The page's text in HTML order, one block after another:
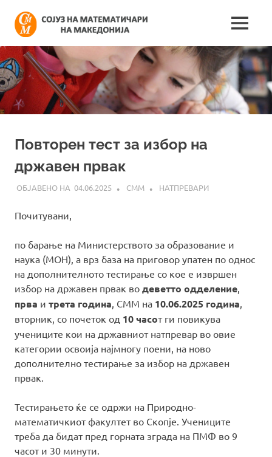
content
на
на
Македонија
информации
поврзани
со
работата
на
MENU
Повторен тест за избор на
државен првак
04.06.2025 СММ НАТПРЕВАРИ
Почитувани,
по барање на Министерството за образование и
наука (МОН), а врз база на приговор упатен по однос
на дополнителното тестирање со кое е извршен
избор на државен првак во деветто одделение
прва и трета година , СММ на 10.06.2025 година
вторник, со почеток од 10 часот ги повикува
учениците кои на државниот натпревар во овие
категории освоија најмногу поени, на ново
дополнително тестирање за избор на државен
првак.
Тестирањето ќе се одржи на Природно-
математичкиот факултет во Скопје. Учениците
треба да бидат пред горната зграда на ПМФ во 9
часот и 30 минути.